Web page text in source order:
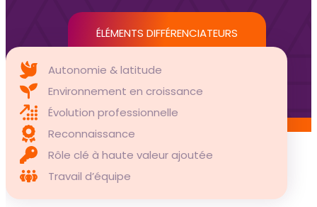
Services aux candidats
Offres d’emploi
FAQ candidats
Blogue
Nous joindre
Soumettre un poste
Espace Kenova
ÉLÉMENTS DIFFÉRENCIATEURS
Autonomie & latitude
Environnement en croissance
Évolution professionnelle
Reconnaissance
Rôle clé à haute valeur ajoutée
Travail d’équipe